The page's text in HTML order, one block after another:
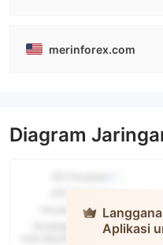
merinforex.com
Diagram
Aplikasi